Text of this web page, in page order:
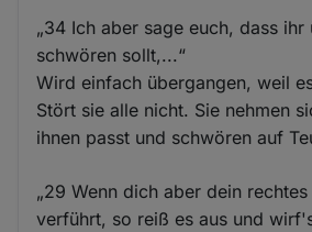
„34 Ich aber sage euch, dass
schwören sollt,...“
Wird einfach übergangen, weil
Stört sie alle nicht. Sie nehmen
ihnen passt und schwören auf
„29 Wenn dich aber dein
verführt, so reiß es aus und